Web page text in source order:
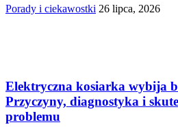
Porady i ciekawostki 26 lipca, 2026
Elektryczna kosiarka wybija
Przyczyny, diagnostyka i
problemu